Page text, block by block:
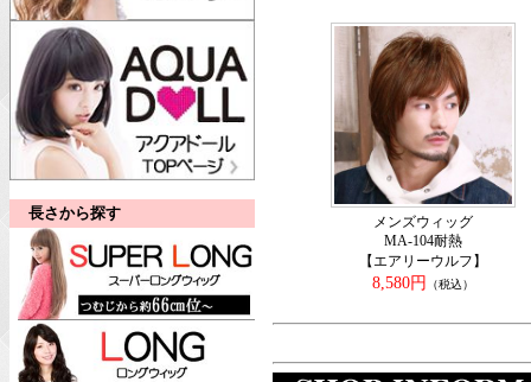
長さから探す メンズウィッグ
MA-104耐熱
【エアリーウルフ】
8,580円
（税込）